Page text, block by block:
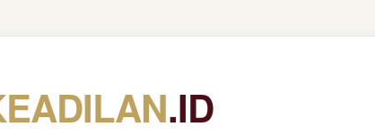
.ID